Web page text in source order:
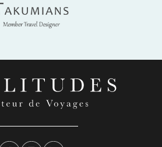
Takumians